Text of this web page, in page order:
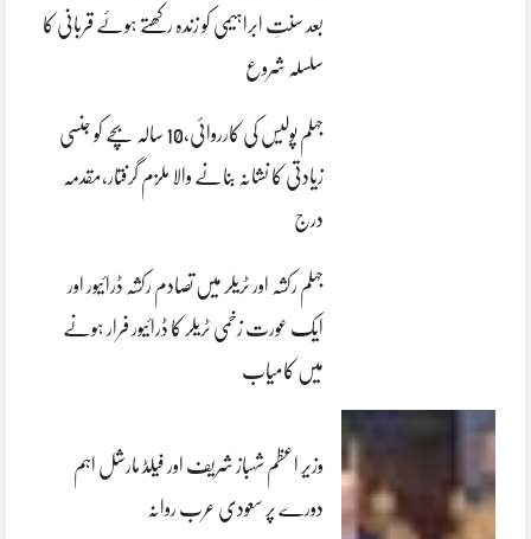
بعد سنتِ ابراہیمی کو زندہ رکھتے ہوئے قربانی کا
سلسلہ شروع
جہلم پولیس کی کارروائی،10 سالہ بچے کو جنسی
زیادتی کا نشانہ بنانے والا ملزم گرفتار،مقدمہ
درج
جہلم رکشہ اور ٹریلر میں تصادم رکشہ ڈرائیور اور
ایک عورت زخمی ٹریلر کا ڈرائیور فرار ہونے
میں کامیاب
وزیر اعظم شہباز شریف اور فیلڈ مارشل اہم
دورے پر سعودی عرب روانہ